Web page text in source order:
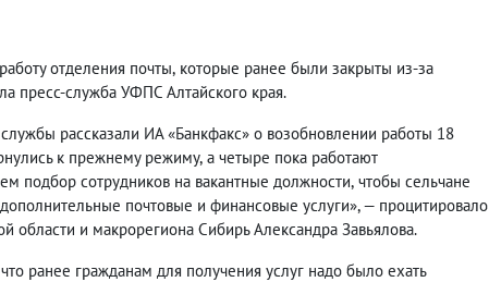
отделения почты, которые ранее были закрыты из-за
пресс-служба УФПС Алтайского края.
рассказали ИА «Банкфакс» о возобновлении работы 18
к прежнему режиму, а четыре пока работают
подбор сотрудников на вакантные должности, чтобы сельчане
почтовые и финансовые услуги», — процитировало
области и макрорегиона Сибирь Александра Завьялова.
что ранее гражданам для получения услуг надо было ехать